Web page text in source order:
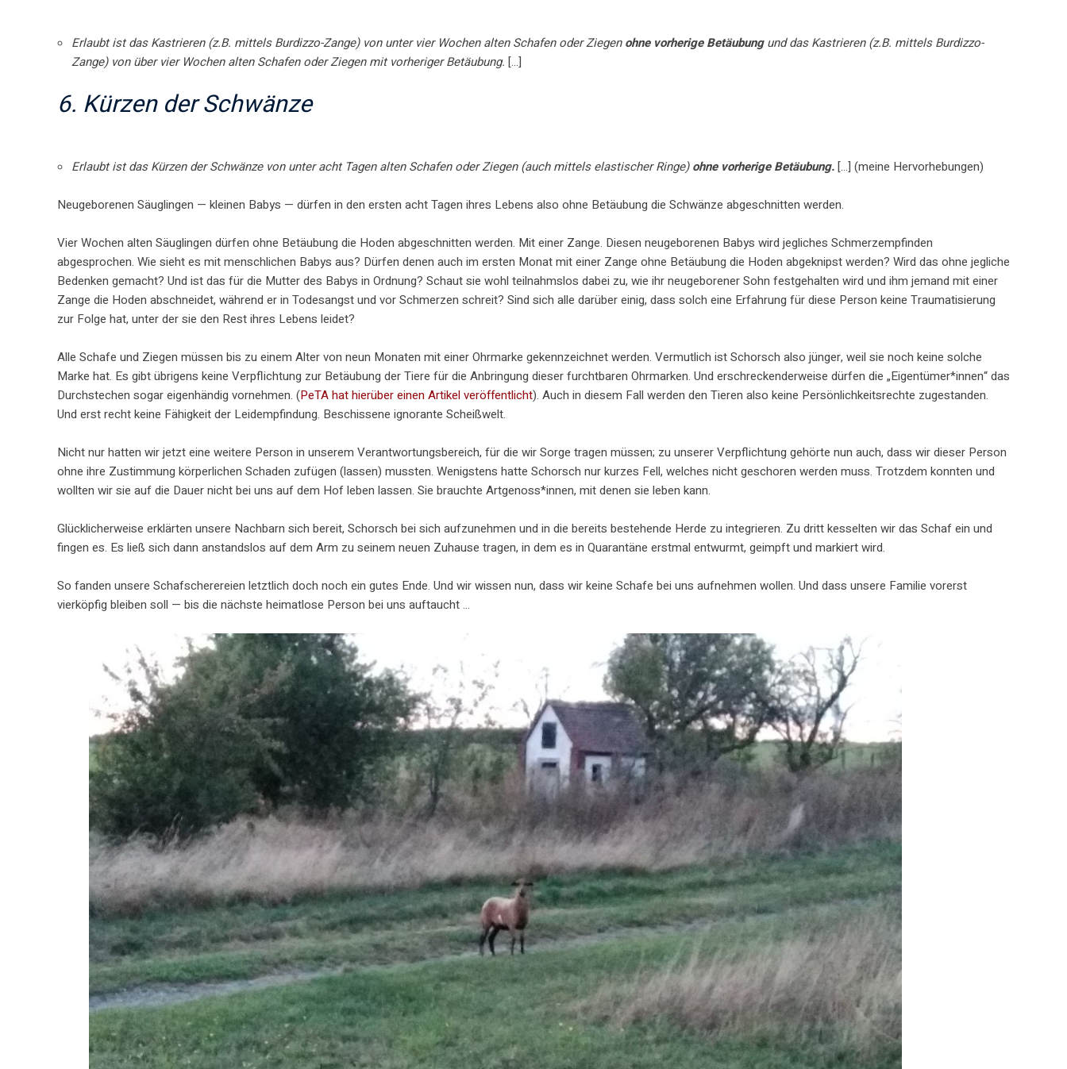
Erlaubt ist das Kastrieren (z.B. mittels Burdizzo-Zange) von unter vier Wochen alten Schafen oder Ziegenohne vorherige Betäubungund das Kastrieren (z.B. mittels Burdizzo-
Zange) von über vier Wochen alten Schafen oder Ziegen mit vorheriger Betäubung. […]
6. Kürzen der Schwänze
Erlaubt ist das Kürzen der Schwänze von unter acht Tagen alten Schafen oder Ziegen (auch mittels elastischer Ringe)ohne vorherige Betäubung.[…] (meine Hervorhebungen)
Neugeborenen Säuglingen — kleinen Babys — dürfen in den ersten acht Tagen ihres Lebens also ohne Betäubung die Schwänze abgeschnitten werden.
Vier Wochen alten Säuglingen dürfen ohne Betäubung die Hoden abgeschnitten werden. Mit einer Zange. Diesen neugeborenen Babys wird jegliches Schmerzempfinden
abgesprochen. Wie sieht es mit menschlichen Babys aus? Dürfen denen auch im ersten Monat mit einer Zange ohne Betäubung die Hoden abgeknipst werden? Wird das ohne jegliche
Bedenken gemacht? Und ist das für die Mutter des Babys in Ordnung? Schaut sie wohl teilnahmslos dabei zu, wie ihr neugeborener Sohn festgehalten wird und ihm jemand mit einer
Zange die Hoden abschneidet, während er in Todesangst und vor Schmerzen schreit? Sind sich alle darüber einig, dass solch eine Erfahrung für diese Person keine Traumatisierung
zur Folge hat, unter der sie den Rest ihres Lebens leidet?
Alle Schafe und Ziegen müssen bis zu einem Alter von neun Monaten mit einer Ohrmarke gekennzeichnet werden. Vermutlich ist Schorsch also jünger, weil sie noch keine solche
Marke hat. Es gibt übrigens keine Verpflichtung zur Betäubung der Tiere für die Anbringung dieser furchtbaren Ohrmarken. Und erschreckenderweise dürfen die „Eigentümer*innen“ das
Durchstechen sogar eigenhändig vornehmen. (PeTA hat hierüber einen Artikel veröffentlicht). Auch in diesem Fall werden den Tieren also keine Persönlichkeitsrechte zugestanden.
Und erst recht keine Fähigkeit der Leidempfindung. Beschissene ignorante Scheißwelt.
Nicht nur hatten wir jetzt eine weitere Person in unserem Verantwortungsbereich, für die wir Sorge tragen müssen; zu unserer Verpflichtung gehörte nun auch, dass wir dieser Person
ohne ihre Zustimmung körperlichen Schaden zufügen (lassen) mussten. Wenigstens hatte Schorsch nur kurzes Fell, welches nicht geschoren werden muss. Trotzdem konnten und
wollten wir sie auf die Dauer nicht bei uns auf dem Hof leben lassen. Sie brauchte Artgenoss*innen, mit denen sie leben kann.
Glücklicherweise erklärten unsere Nachbarn sich bereit, Schorsch bei sich aufzunehmen und in die bereits bestehende Herde zu integrieren. Zu dritt kesselten wir das Schaf ein und
fingen es. Es ließ sich dann anstandslos auf dem Arm zu seinem neuen Zuhause tragen, in dem es in Quarantäne erstmal entwurmt, geimpft und markiert wird.
So fanden unsere Schafscherereien letztlich doch noch ein gutes Ende. Und wir wissen nun, dass wir keine Schafe bei uns aufnehmen wollen. Und dass unsere Familie vorerst
vierköpfig bleiben soll — bis die nächste heimatlose Person bei uns auftaucht …